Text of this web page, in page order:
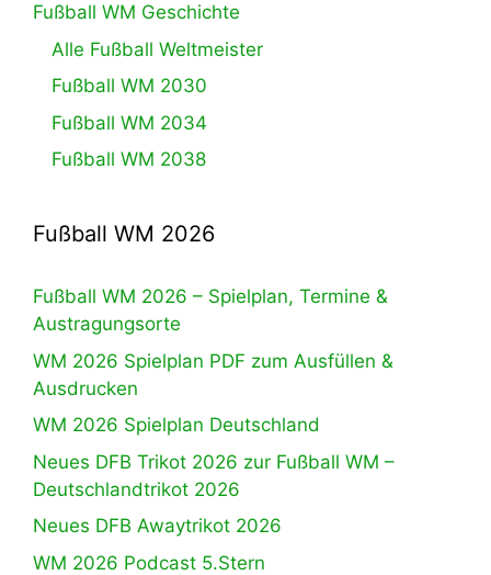
Fußball WM Geschichte
Alle Fußball Weltmeister
Fußball WM 2030
Fußball WM 2034
Fußball WM 2038
Fußball WM 2026
Fußball WM 2026 – Spielplan, Termine &
Austragungsorte
WM 2026 Spielplan PDF zum Ausfüllen &
Ausdrucken
WM 2026 Spielplan Deutschland
Neues DFB Trikot 2026 zur Fußball WM –
Deutschlandtrikot 2026
Neues DFB Awaytrikot 2026
WM 2026 Podcast 5.Stern